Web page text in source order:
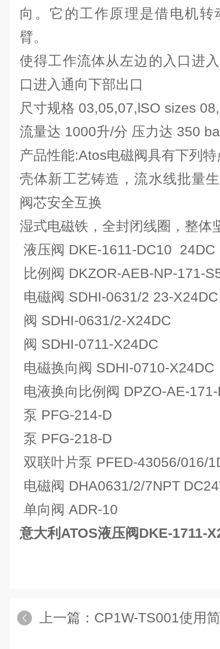
向。它的工作原理是借电机
臂。
使得工作流体从左边的入口进
口进入通向下部出口
尺寸规格 03,05,07,lSO sizes
流量达 1000升/分 压力达 350
产品性能:Atos电磁阀具有下列特
壳体新工艺铸造，流水线批量
阀芯安全互换
湿式电磁铁，全封闭线圈，整体
液压阀 DKE-1611-DC10 24DC
比例阀 DKZOR-AEB-NP-171-
电磁阀 SDHI-0631/2 23-X24DC
阀 SDHI-0631/2-X24DC
阀 SDHI-0711-X24DC
电磁换向阀 SDHI-0710-X24DC
电液换向比例阀 DPZO-AE-
泵 PFG-214-D
泵 PFG-218-D
双联叶片泵 PFED-43056/016/
电磁阀 DHA0631/2/7NPT
单向阀 ADR-10
意大利ATOS液压阀DKE-1711-
上一篇： CP1W-TS001使用简单S8FS-